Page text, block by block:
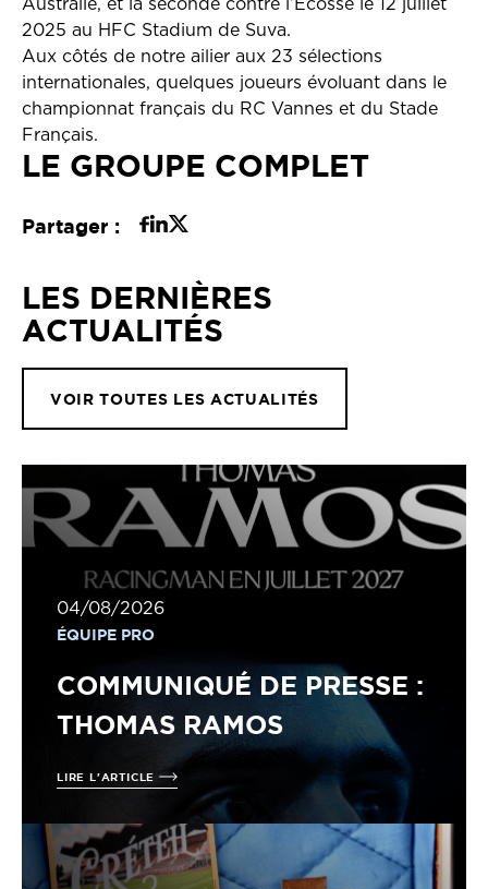
Australie, et la seconde contre l’Écosse le 12 juillet
2025 au HFC Stadium de Suva.
Aux côtés de notre ailier aux 23 sélections
internationales, quelques joueurs évoluant dans le
championnat français du RC Vannes et du Stade
Français.
LE GROUPE COMPLET
Partager :
LES DERNIÈRES
ACTUALITÉS
VOIR TOUTES LES ACTUALITÉS
04/08/2026
ÉQUIPE PRO
COMMUNIQUÉ DE PRESSE :
THOMAS RAMOS
LIRE L'ARTICLE